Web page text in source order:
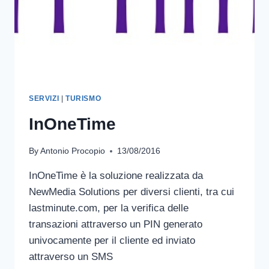
SERVIZI | TURISMO
InOneTime
By Antonio Procopio 13/08/2016
InOneTime è la soluzione realizzata da
NewMedia Solutions per diversi clienti, tra cui
lastminute.com, per la verifica delle
transazioni attraverso un PIN generato
univocamente per il cliente ed inviato
attraverso un SMS